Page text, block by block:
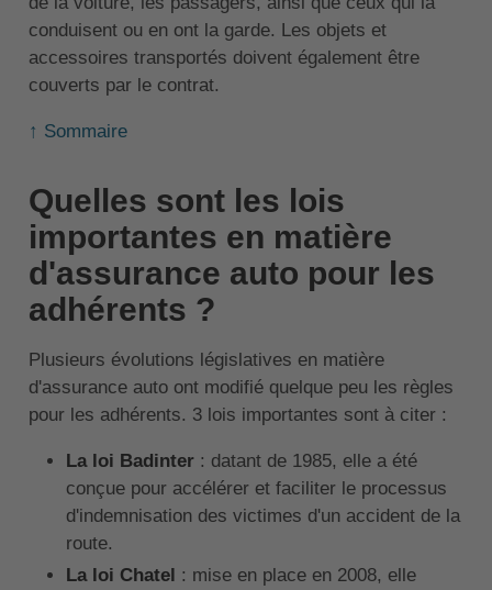
conduisent ou en ont la garde. Les objets et
accessoires transportés doivent également être
couverts par le contrat.
↑ Sommaire
Quelles sont les lois
importantes en matière
d'assurance auto pour les
adhérents ?
Plusieurs évolutions législatives en matière
d'assurance auto ont modifié quelque peu les règles
pour les adhérents. 3 lois importantes sont à citer :
La loi Badinter: datant de 1985, elle a été
conçue pour accélérer et faciliter le processus
d'indemnisation des victimes d'un accident de la
route.
La loi Chatel : mise en place en 2008, elle